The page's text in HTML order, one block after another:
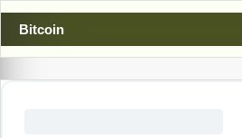
Bitcoin